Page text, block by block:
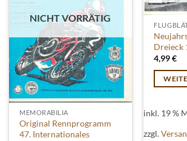
NICHT VORRÄTIG
MEMORABILIA
Original Rennprogramm
47. Internationales
Dreieck
4,99€
inkl. 19 %
zzgl.